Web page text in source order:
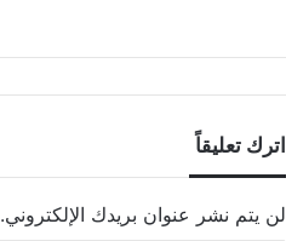
اترك تعليقاً
لن يتم نشر عنوان بريدك الإلكتروني.